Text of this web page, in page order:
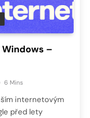
Windows –
6 Mins
internetovým
před lety